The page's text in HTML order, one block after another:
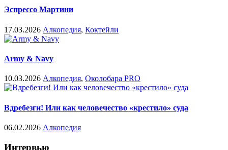
Эспрессо Мартини
17.03.2026 Алкопедия, Коктейли
Army & Navy
10.03.2026 Алкопедия, Околобара PRO
Вдребезги! Или как человечество «крестило» суда
06.02.2026 Алкопедия
Интервью